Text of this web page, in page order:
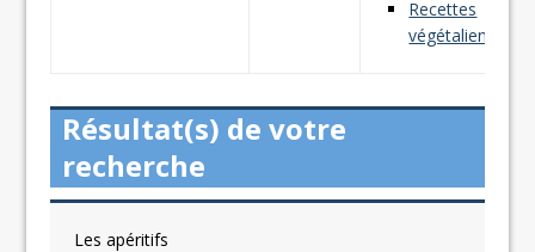
Recettes
végétaliennes
Résultat(s) de votre
recherche
Les apéritifs